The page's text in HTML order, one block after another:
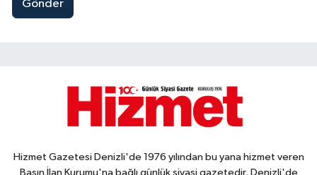
Gönder
Hizmet Gazetesi Denizli'de 1976 yılından bu yana hizmet veren
Basın İlan Kurumu'na bağlı günlük siyasi gazetedir. Denizli'de